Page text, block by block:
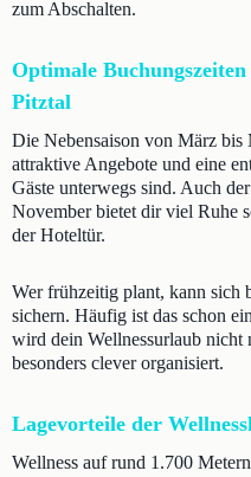
zum Abschalten.
Optimale
Pitztal
Die Nebensaison von März
attraktive Angebote und eine
Gäste unterwegs sind. Auch
November bietet dir viel Ruhe
der Hoteltür.
Wer frühzeitig plant, kann sich
sichern. Häufig ist das schon
wird dein Wellnessurlaub nicht
besonders clever organisiert.
Lagevorteile der
Wellness auf rund 1.700